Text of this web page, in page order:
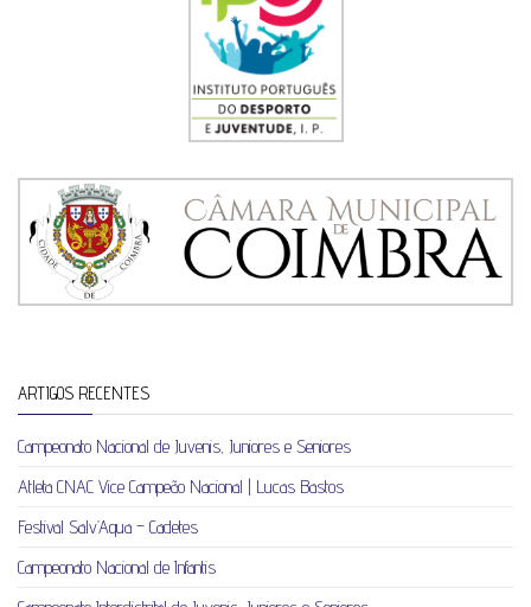
ARTIGOS RECENTES
Campeonato Nacional de Juvenis, Juniores e Seniores
Atleta CNAC Vice Campeão Nacional | Lucas Bastos
Festival Salv’Aqua – Cadetes
Campeonato Nacional de Infantis